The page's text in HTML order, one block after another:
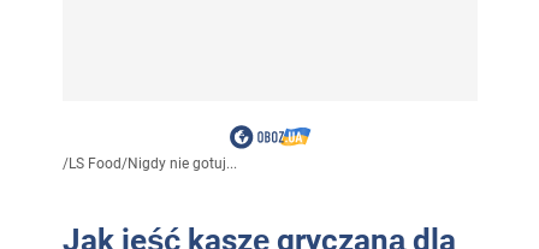
/LS Food/Nigdy nie gotuj...
Jak jeść kaszę gryczaną dla